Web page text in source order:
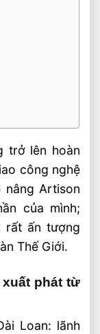
trở lên hoàn
công nghệ
Artison
của mình;
rất ấn tượng
Thế Giới.
xuất phát từ
Loan: lãnh